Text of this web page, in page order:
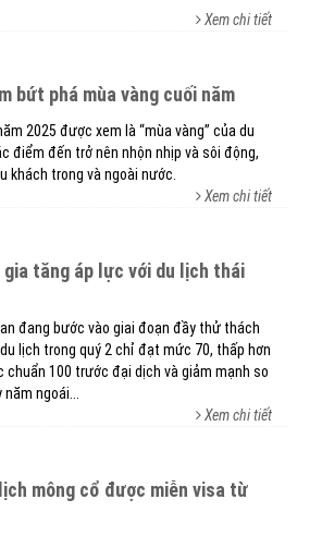
Xem chi tiết
bứt phá mùa vàng cuối năm
2025 được xem là “mùa vàng” của du
điểm đến trở nên nhộn nhịp và sôi động,
khách trong và ngoài nước.
Xem chi tiết
đang bước vào giai đoạn đầy thử thách
lịch trong quý 2 chỉ đạt mức 70, thấp hơn
chuẩn 100 trước đại dịch và giảm mạnh so
ngoái...
Xem chi tiết